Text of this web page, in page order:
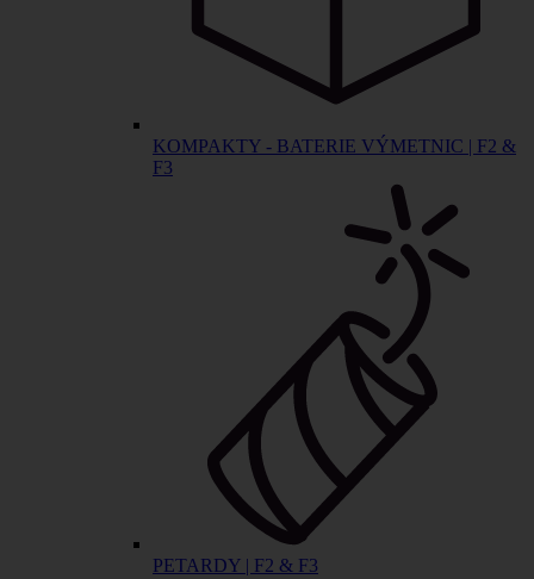
KOMPAKTY - BATERIE VÝMETNIC | F2 &
F3
PETARDY | F2 & F3